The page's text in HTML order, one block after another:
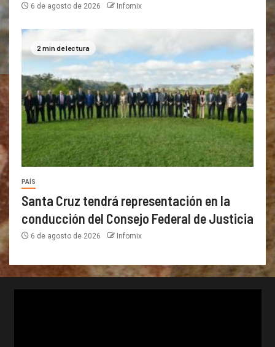
6 de agosto de 2026 Infomix
2 min de lectura
PAÍS
Santa Cruz tendrá representación en la
conducción del Consejo Federal de Justicia
6 de agosto de 2026 Infomix